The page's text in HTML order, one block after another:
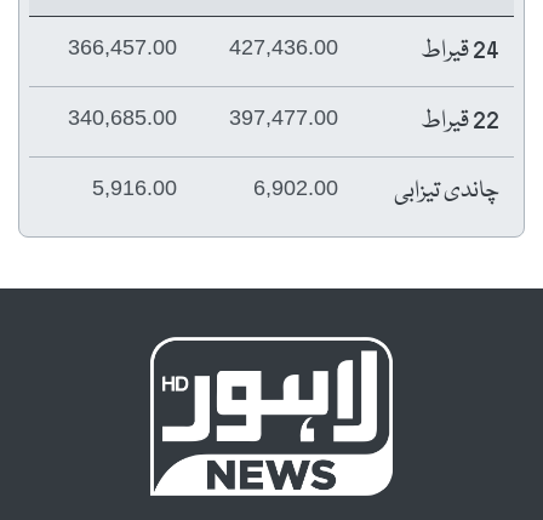
24 قیراط
427,436.00
366,457.00
22 قیراط 397,477.00
340,685.00
چاندی تیزابی 6,902.00
5,916.00